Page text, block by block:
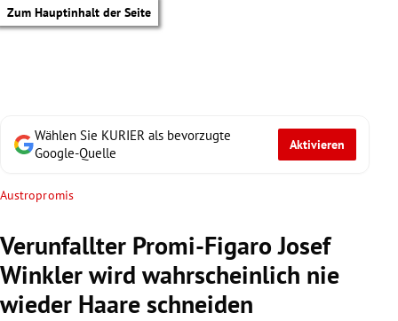
Zum Hauptinhalt der Seite
Wählen Sie KURIER als bevorzugte
Google-Quelle
Aktivieren
Austropromis
Verunfallter Promi-Figaro Josef
Winkler wird wahrscheinlich nie
wieder Haare schneiden